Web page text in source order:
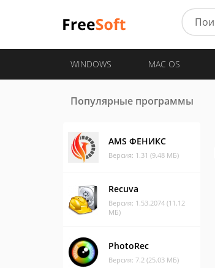
WINDOWS MAC OS
Популярные программы
AMS ФЕНИКС
Версия: 1.31 (9.48 МБ)
Recuva
Версия: 1.53.2074 (11.12
МБ)
PhotoRec
Версия: 7.2 (25.03 МБ)